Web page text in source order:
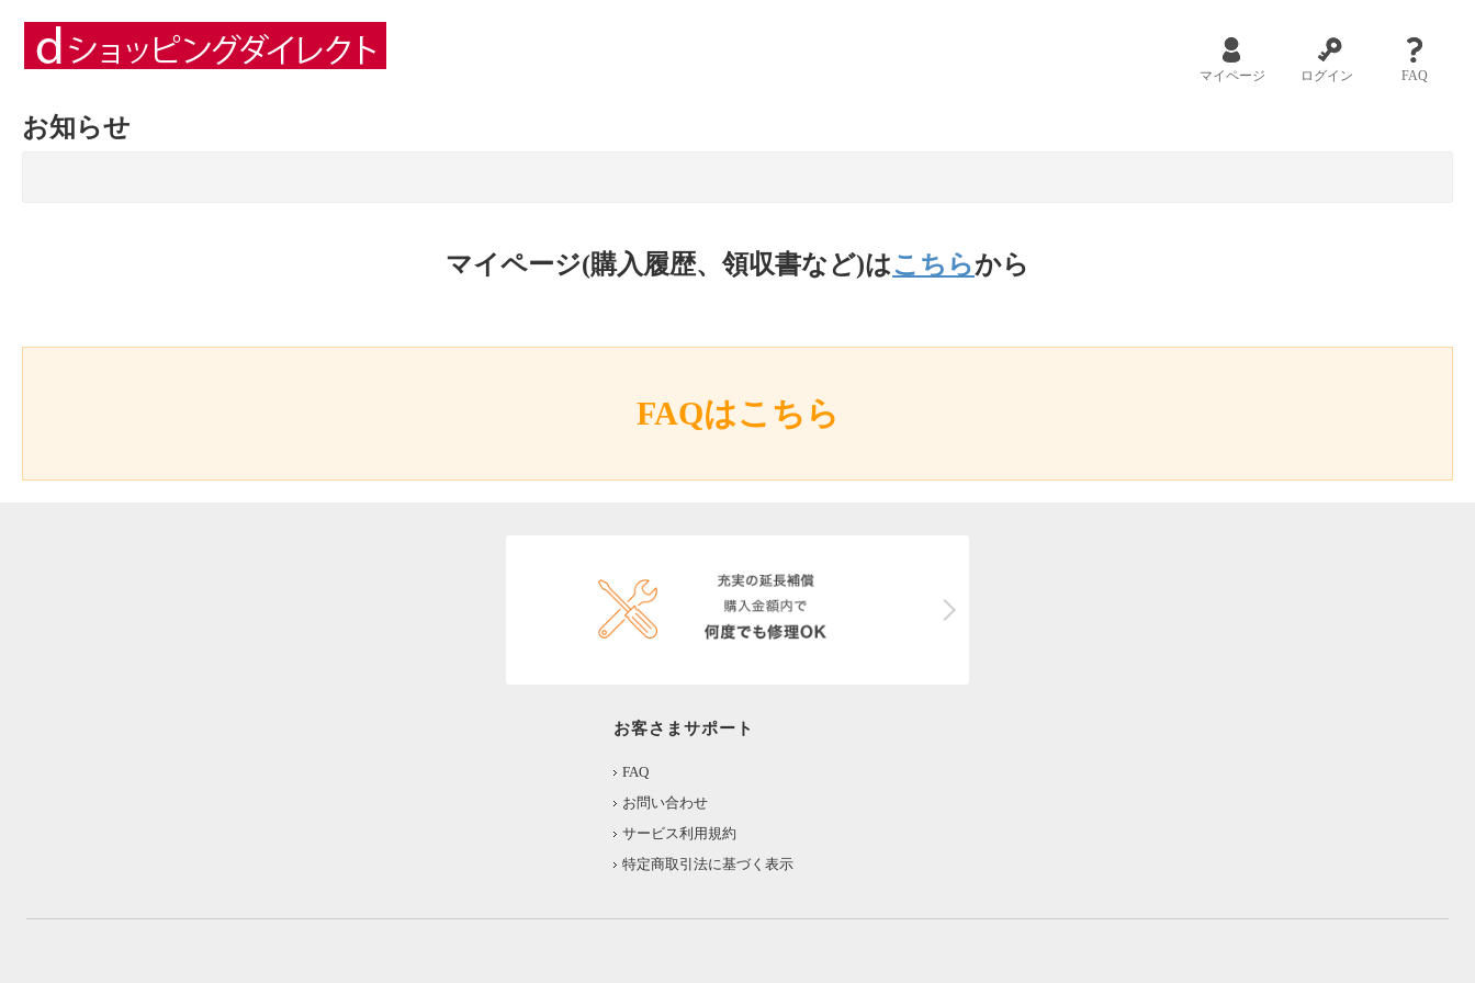
マイページ ログイン FAQ
お知らせ
マイページ(購入履歴、領収書など)はこちらから
FAQはこちら
お客さまサポート
FAQ
お問い合わせ
サービス利用規約
特定商取引法に基づく表示